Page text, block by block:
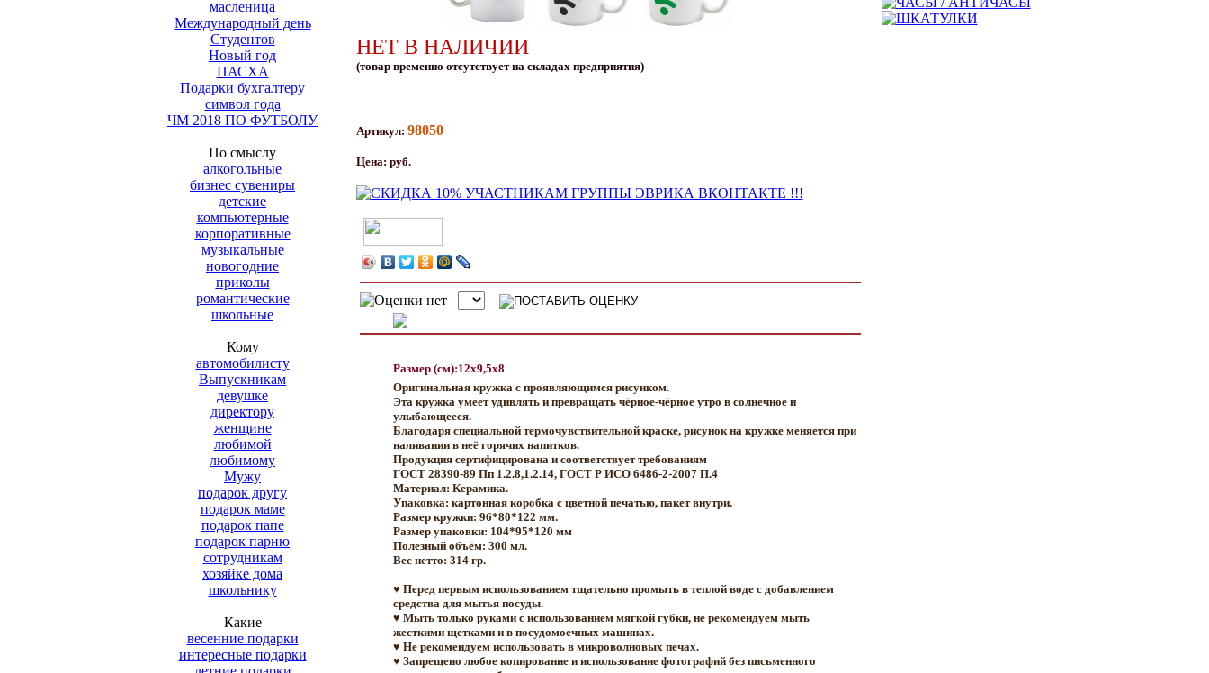
масленица
Международный день
Студентов
Новый год
ПАСХА
Подарки бухгалтеру
символ года
ЧМ 2018 ПО ФУТБОЛУ
По смыслу
алкогольные
бизнес сувениры
детские
компьютерные
корпоративные
музыкальные
новогодние
приколы
романтические
школьные
Кому
автомобилисту
Выпускникам
девушке
директору
женщине
любимой
любимому
Мужу
подарок другу
подарок маме
подарок папе
подарок парню
сотрудникам
хозяйке дома
школьнику
Какие
весенние подарки
интересные подарки
НЕТ В НАЛИЧИИ
(товар временно отсутствует на складах предприятия)
Артикул: 98050
Цена: руб.
Размер (см):12x9,5x8
Оригинальная кружка с проявляющимся рисунком.
Эта кружка умеет удивлять и превращать чёрное-чёрное утро в солнечное и
улыбающееся.
Благодаря специальной термочувствительной краске, рисунок на кружке меняется при
наливании в неё горячих напитков.
Продукция сертифицирована и соответствует требованиям
ГОСТ 28390-89 Пп 1.2.8,1.2.14, ГОСТ Р ИСО 6486-2-2007 П.4
Материал: Керамика.
Упаковка: картонная коробка с цветной печатью, пакет внутри.
Размер кружки: 96*80*122 мм.
Размер упаковки: 104*95*120 мм
Полезный объём: 300 мл.
Вес нетто: 314 гр.
♥ Перед первым использованием тщательно промыть в теплой воде с добавлением
средства для мытья посуды.
♥ Мыть только руками с использованием мягкой губки, не рекомендуем мыть
жесткими щетками и в посудомоечных машинах.
♥ Не рекомендуем использовать в микроволновых печах.
♥ Запрещено любое копирование и использование фотографий без письменного